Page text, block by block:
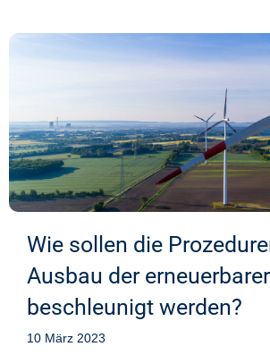
Wie sollen die
Ausbau der
beschleunigt werden?
10 März 2023